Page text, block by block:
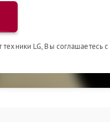
техники LG, Вы соглашаетесь с